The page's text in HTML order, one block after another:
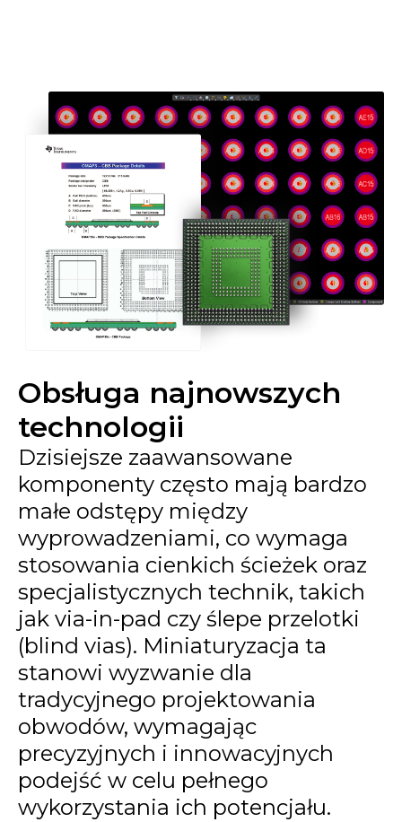
Obsługa najnowszych
technologii
Dzisiejsze zaawansowane
komponenty często mają bardzo
małe odstępy między
wyprowadzeniami, co wymaga
stosowania cienkich ścieżek oraz
specjalistycznych technik, takich
jak via-in-pad czy ślepe przelotki
(blind vias). Miniaturyzacja ta
stanowi wyzwanie dla
tradycyjnego projektowania
obwodów, wymagając
precyzyjnych i innowacyjnych
podejść w celu pełnego
wykorzystania ich potencjału.